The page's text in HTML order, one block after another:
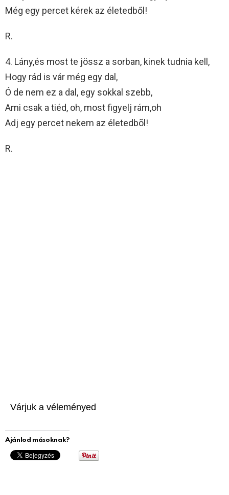
Még egy percet kérek az életedből!
R.
4. Lány,és most te jössz a sorban, kinek tudnia kell,
Hogy rád is vár még egy dal,
Ó de nem ez a dal, egy sokkal szebb,
Ami csak a tiéd, oh, most figyelj rám,oh
Adj egy percet nekem az életedbõl!
R.
Várjuk a véleményed
Ajánlod másoknak?